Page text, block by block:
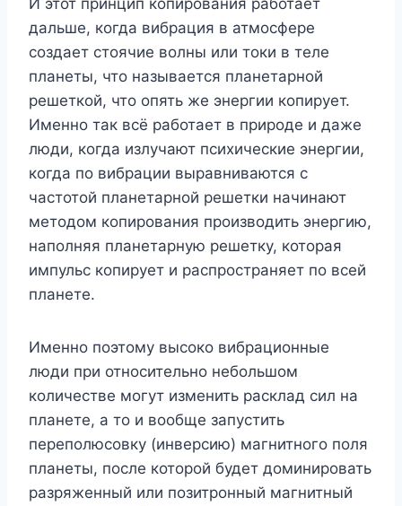
дальше, когда вибрация в атмосфере
создает стоячие волны или токи в теле
планеты, что называется планетарной
решеткой, что опять же энергии копирует.
Именно так всё работает в природе и даже
люди, когда излучают психические энергии,
когда по вибрации выравниваются с
частотой планетарной решетки начинают
методом копирования производить энергию,
наполняя планетарную решетку, которая
импульс копирует и распространяет по всей
планете.
Именно поэтому высоко вибрационные
люди при относительно небольшом
количестве могут изменить расклад сил на
планете, а то и вообще запустить
переполюсовку (инверсию) магнитного поля
планеты, после которой будет доминировать
разряженный или позитронный магнитный